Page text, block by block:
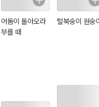
어둠이 돌아오라
부를 때
털북숭이 원숭